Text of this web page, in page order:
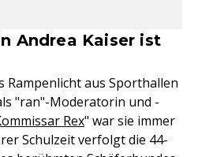
Andrea Kaiser ist
Rampenlicht aus Sporthallen
"ran"-Moderatorin und -
Rex" war sie immer
Schulzeit verfolgt die 44-